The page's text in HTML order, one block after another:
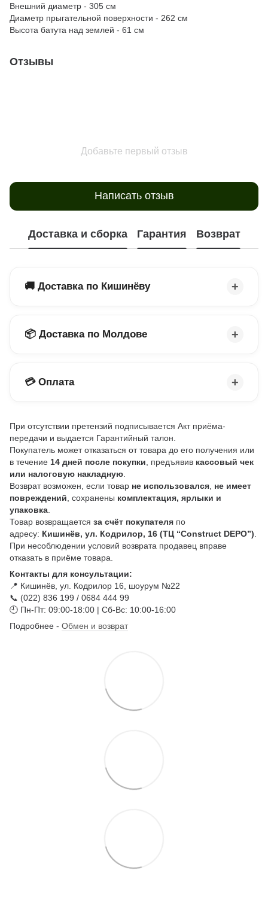
Внешний диаметр - 305 см
Диаметр прыгательной поверхности - 262 см
Высота батута над землей - 61 см
Отзывы
Добавьте первый отзыв
Написать отзыв
Доставка и сборка Гарантия Возврат
🚚 Доставка по Кишинёву
📦 Доставка по Молдове
💳 Оплата
При отсутствии претензий подписывается Акт приёма-
передачи и выдается Гарантийный талон.
Покупатель может отказаться от товара до его получения или
в течение 14 дней после покупки , предъявив кассовый чек
или налоговую накладную
Возврат возможен, если товар не использовался не имеет
повреждений , сохранены комплектация, ярлыки и
упаковка
Товар возвращается за счёт покупателя по
адресу: Кишинёв, ул. Кодрилор, 16 (ТЦ “Construct DEPO”)
При несоблюдении условий возврата продавец вправе
отказать в приёме товара.
Контакты для консультации:
📍 Кишинёв, ул. Кодрилор 16, шоурум №22
📞 (022) 836 199 / 0684 444 99
🕘 Пн-Пт: 09:00-18:00 | Сб-Вс: 10:00-16:00
Подробнее - Обмен и возврат